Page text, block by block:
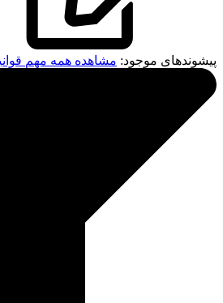
پیشوندهای موجود: مشاهده همه مهم